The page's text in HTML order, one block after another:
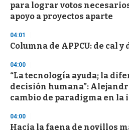
para lograr votos
apoyo a proyectos aparte
04:01
Columna de APPCU: de cal y
04:00
“La tecnología ayuda; la
decisión humana”:
cambio de paradigma en
04:00
Hacia la faena de novillos